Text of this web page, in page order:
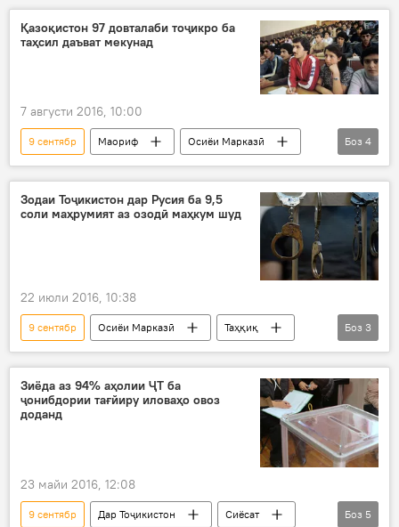
таркиши газ
Қазоқистон 97 довталаби тоҷикро ба
таҳсил даъват мекунад
7 августи 2016, 10:00
9 сентябр Маориф
Осиёи Марказӣ
Дар ҷаҳон
Ҳамаи хабарҳо
Қазоқистон
квотаҳои таҳсил
Боз 4
Зодаи Тоҷикистон дар Русия ба 9,5
соли маҳрумият аз озодӣ маҳкум шуд
22 июли 2016, 10:38
9 сентябр Осиёи Марказӣ
Таҳқиқ
Ҳамаи хабарҳо
шаҳрванди Тоҷикистон
Дар Русия
Боз 3
Зиёда аз 94% аҳолии ҶТ ба
ҷонибдории тағйиру иловаҳо овоз
доданд
23 майи 2016, 12:08
9 сентябр Дар Тоҷикистон
Сиёсат
Боз 5